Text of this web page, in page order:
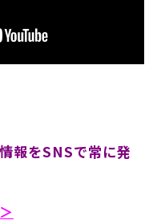
報をSNSで常に発